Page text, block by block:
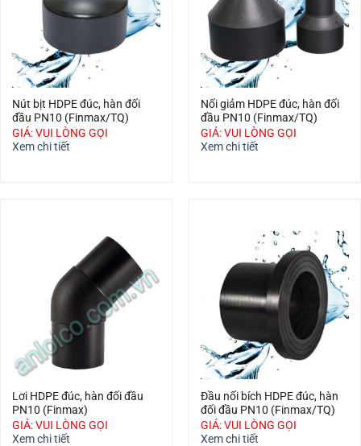
Nút bịt HDPE đúc, hàn đối
đầu PN10 (Finmax/TQ)
GIÁ: VUI LÒNG GỌI
Xem chi tiết
Nối giảm HDPE đúc, hàn đối
đầu PN10 (Finmax/TQ)
GIÁ: VUI LÒNG GỌI
Xem chi tiết
Lơi HDPE đúc, hàn đối đầu
PN10 (Finmax)
GIÁ: VUI LÒNG GỌI
Xem chi tiết
Đầu nối bích HDPE đúc, hàn
đối đầu PN10 (Finmax/TQ)
GIÁ: VUI LÒNG GỌI
Xem chi tiết